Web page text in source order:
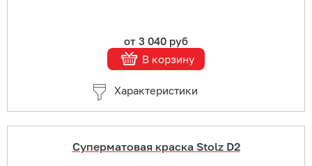
от 3 040 руб
В корзину
Характеристики
Суперматовая краска Stolz D2